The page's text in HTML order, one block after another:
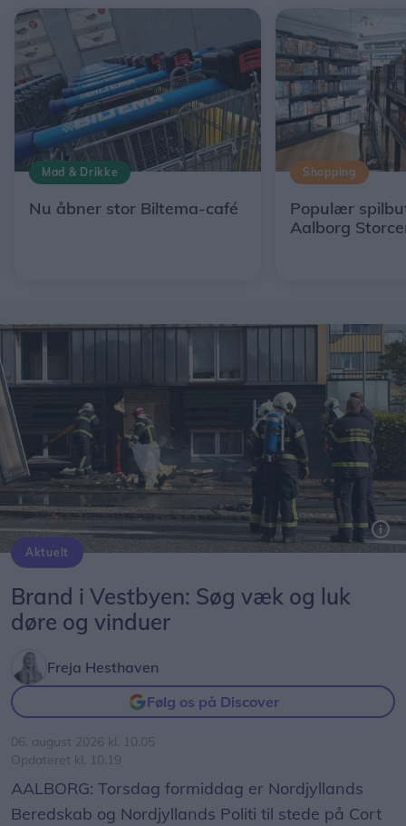
Mad & Drikke
Nu åbner stor Biltema-café
Shopping
Populær
Aalborg
Aktuelt
Brand i Vestbyen: Søg væk og luk
døre og vinduer
Freja Hesthaven
Følg os på Discover
06. august 2026 kl. 10.05
Opdateret kl. 10.19
AALBORG: Torsdag formiddag er Nordjyllands
Beredskab og Nordjyllands Politi til stede på Cort